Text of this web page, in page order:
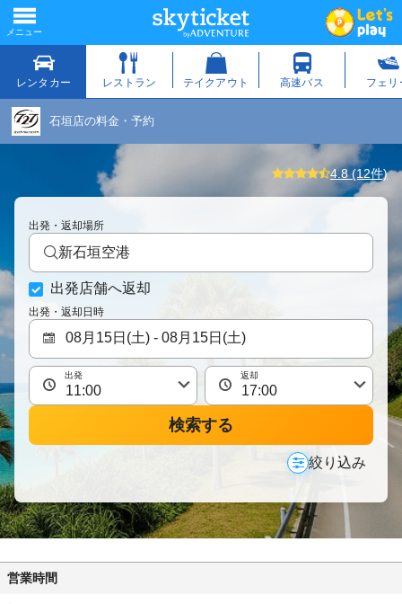
石垣店の料金・予約
4.8 (12件)
出発・返却場所
新石垣空港
出発店舗へ返却
出発・返却日時
出発 返却
検索する
絞り込み
営業時間